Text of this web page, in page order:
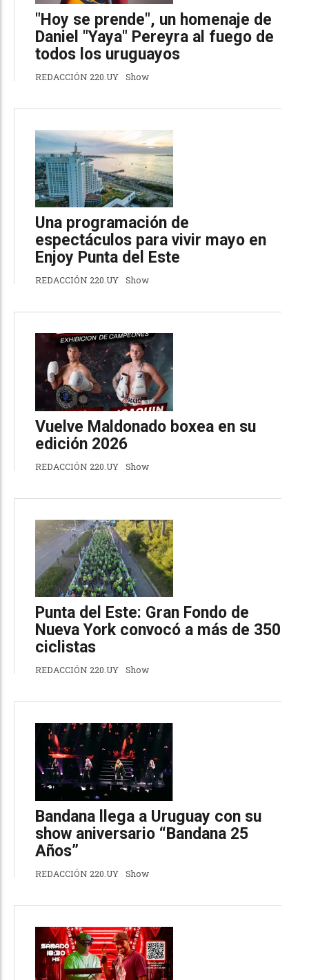
"Hoy se prende", un homenaje de
Daniel "Yaya" Pereyra al fuego de
todos los uruguayos
REDACCIÓN 220.UY Show
Una programación de
espectáculos para vivir mayo en
Enjoy Punta del Este
REDACCIÓN 220.UY Show
Vuelve Maldonado boxea en su
edición 2026
REDACCIÓN 220.UY Show
Punta del Este: Gran Fondo de
Nueva York convocó a más de 350
ciclistas
REDACCIÓN 220.UY Show
Bandana llega a Uruguay con su
show aniversario “Bandana 25
Años”
REDACCIÓN 220.UY Show